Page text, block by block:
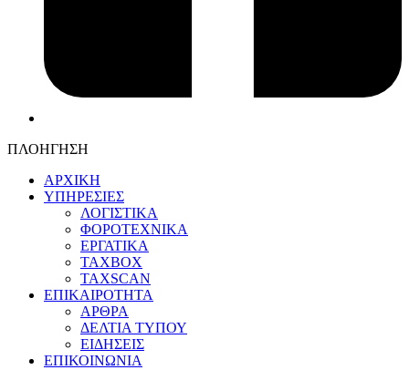
ΠΛΟΗΓΗΣΗ
ΑΡΧΙΚΗ
ΥΠΗΡΕΣΙΕΣ
ΛΟΓΙΣΤΙΚΑ
ΦΟΡΟΤΕΧΝΙΚΑ
ΕΡΓΑΤΙΚΑ
TAXBOX
TAXSCAN
ΕΠΙΚΑΙΡΟΤΗΤΑ
ΑΡΘΡΑ
ΔΕΛΤΙΑ ΤΥΠΟΥ
ΕΙΔΗΣΕΙΣ
ΕΠΙΚΟΙΝΩΝΙΑ